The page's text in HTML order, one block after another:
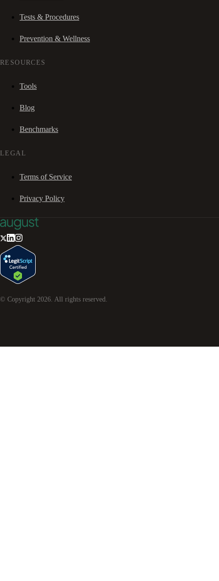
Tests & Procedures
Prevention & Wellness
RESOURCES
Tools
Blog
Benchmarks
LEGAL
Terms of Service
Privacy Policy
© Copyright 2026 . All rights reserved.